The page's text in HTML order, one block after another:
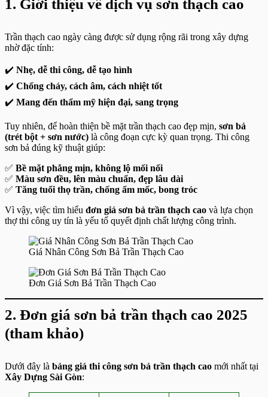
1. Giới thiệu về dịch vụ sơn thạch cao
Trần thạch cao ngày càng được sử dụng rộng rãi trong xây dựng
nhờ đặc tính:
✔️ Nhẹ, dễ thi công, dễ tạo hình
✔️ Chống cháy, cách âm, cách nhiệt tốt
✔️ Mang đến thẩm mỹ hiện đại, sang trọng
Tuy nhiên, để hoàn thiện bề mặt trần thạch cao đẹp mịn, sơn bả
(trét bột + sơn nước) là công đoạn cực kỳ quan trọng. Thi công
sơn bả đúng kỹ thuật giúp:
✅ Bề mặt phẳng mịn, không lộ mối nối
✅ Màu sơn đều, lên màu chuẩn, đẹp lâu dài
✅ Tăng tuổi thọ trần, chống ẩm mốc, bong tróc
Vì vậy, việc tìm hiểu đơn giá sơn bả trần thạch cao và lựa chọn
thợ thi công uy tín là yếu tố quyết định chất lượng công trình.
Giá Nhân Công Sơn Bả Trần Thạch Cao
Đơn Giá Sơn Bả Trần Thạch Cao
2. Đơn giá sơn bả trần thạch cao 2025
(tham khảo)
Dưới đây là bảng giá thi công sơn bả trần thạch cao mới nhất tại
Xây Dựng Sài Gòn: